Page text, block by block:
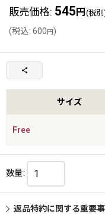
販売価格: 545 円 (税別
(税込: 600円)
サイズ
Free
数量:
返品特約に関する重要